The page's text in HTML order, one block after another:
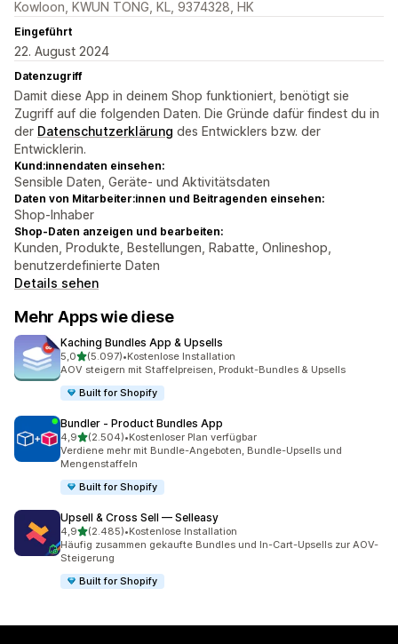
Kowloon, KWUN TONG, KL, 9374328, HK
Eingeführt
22. August 2024
Datenzugriff
Damit diese App in deinem Shop funktioniert, benötigt sie
Zugriff auf die folgenden Daten. Die Gründe dafür findest du in
der Datenschutzerklärung des Entwicklers bzw. der
Entwicklerin.
Kund:innendaten einsehen:
Sensible Daten, Geräte- und Aktivitätsdaten
Daten von Mitarbeiter:innen und Beitragenden einsehen:
Shop-Inhaber
Shop-Daten anzeigen und bearbeiten:
Kunden, Produkte, Bestellungen, Rabatte, Onlineshop,
benutzerdefinierte Daten
Details sehen
Mehr Apps wie diese
Kaching Bundles App & Upsells
5,0von 5 Sternen
(5.097)
5097 Rezensionen insgesamt
•Kostenlose Installation
AOV steigern mit Staffelpreisen, Produkt-Bundles & Upsells
Built for Shopify
Bundler ‑ Product Bundles App
4,9von 5 Sternen
(2.504)
2504 Rezensionen insgesamt
•Kostenloser Plan verfügbar
Verdiene mehr mit Bundle-Angeboten, Bundle-Upsells und
Mengenstaffeln
Built for Shopify
Upsell & Cross Sell — Selleasy
4,9von 5 Sternen
(2.485)
2485 Rezensionen insgesamt
•Kostenlose Installation
Häufig zusammen gekaufte Bundles und In-Cart-Upsells zur AOV-
Steigerung
Built for Shopify